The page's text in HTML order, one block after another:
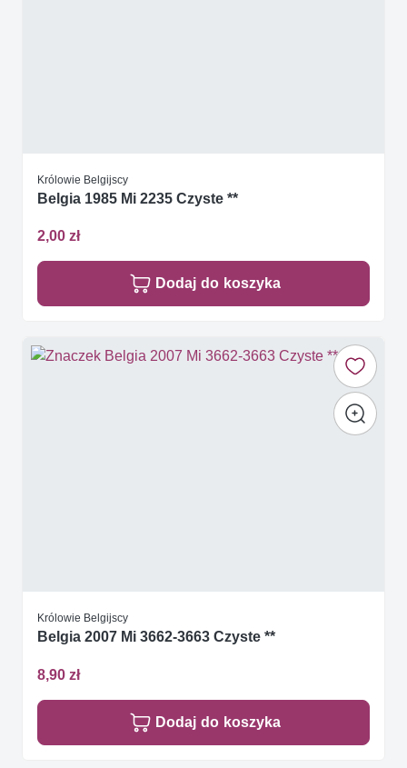
Królowie Belgijscy
Belgia 1985 Mi 2235 Czyste **
2,00 zł
Dodaj do koszyka
Królowie Belgijscy
Belgia 2007 Mi 3662-3663 Czyste **
8,90 zł
Dodaj do koszyka